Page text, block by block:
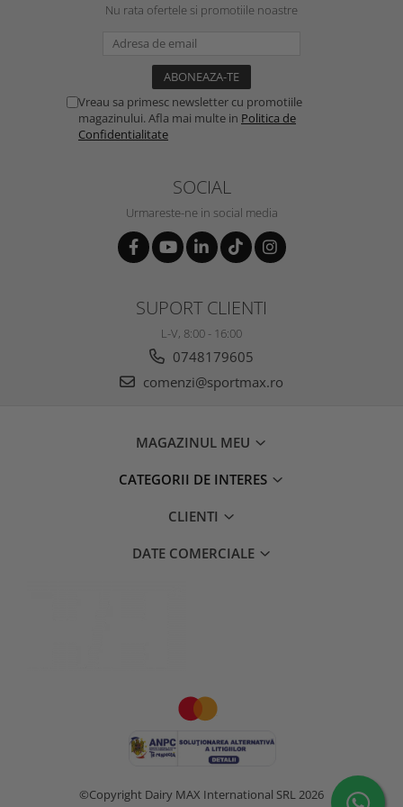
Nu rata ofertele si promotiile noastre
Vreau sa primesc newsletter cu promotiile
magazinului. Afla mai multe in Politica de
Confidentialitate
SOCIAL
Urmareste-ne in social media
SUPORT CLIENTI
L-V, 8:00 - 16:00
0748179605
comenzi@sportmax.ro
MAGAZINUL MEU
CATEGORII DE INTERES
CLIENTI
DATE COMERCIALE
©Copyright Dairy MAX International SRL 2026